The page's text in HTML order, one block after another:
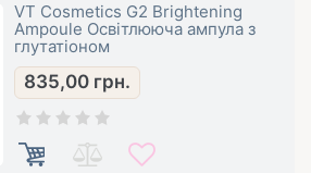
VT Cosmetics G2 Brightening
Ampoule Освітлююча ампула з
глутатіоном
835,00 грн.